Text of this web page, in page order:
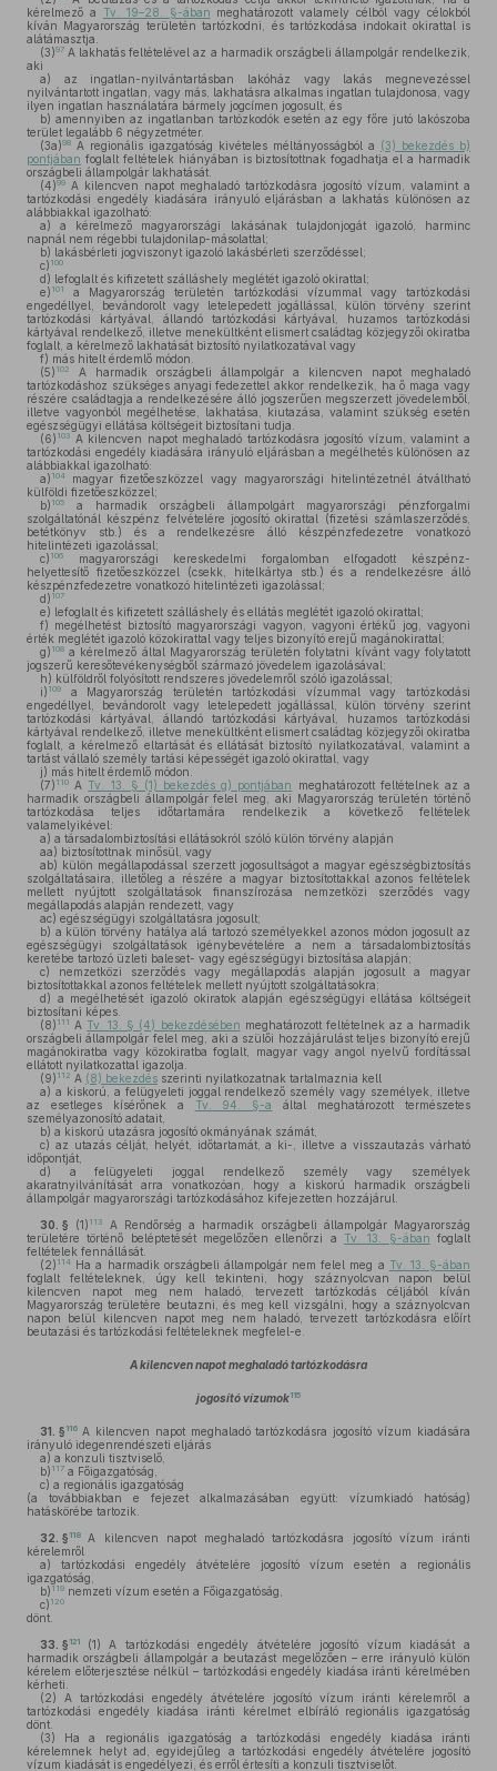
kérelmező a
Tv. 19–28. §-ában meghatározott valamely célból vagy célokból
kíván Magyarország területén tartózkodni, és tartózkodása indokait okirattal is
alátámasztja.
(3)97 A lakhatás feltételével az a harmadik országbeli állampolgár rendelkezik,
aki
a) az ingatlan-nyilvántartásban lakóház vagy lakás megnevezéssel
nyilvántartott ingatlan, vagy más, lakhatásra alkalmas ingatlan tulajdonosa, vagy
ilyen ingatlan használatára bármely jogcímen jogosult, és
b) amennyiben az ingatlanban tartózkodók esetén az egy főre jutó lakószoba
terület legalább 6 négyzetméter.
(3a)98 A regionális igazgatóság kivételes méltányosságból a (3) bekezdés b)
pontjában foglalt feltételek hiányában is biztosítottnak fogadhatja el a harmadik
országbeli állampolgár lakhatását.
(4)99 A kilencven napot meghaladó tartózkodásra jogosító vízum, valamint a
tartózkodási engedély kiadására irányuló eljárásban a lakhatás különösen az
alábbiakkal igazolható:
a) a kérelmező magyarországi lakásának tulajdonjogát igazoló, harminc
napnál nem régebbi tulajdonilap-másolattal;
b) lakásbérleti jogviszonyt igazoló lakásbérleti szerződéssel;
c) 100
d) lefoglalt és kifizetett szálláshely meglétét igazoló okirattal;
e) 101
a Magyarország területén tartózkodási vízummal vagy tartózkodási
engedéllyel, bevándorolt vagy letelepedett jogállással, külön törvény szerint
tartózkodási kártyával, állandó tartózkodási kártyával, huzamos tartózkodási
kártyával rendelkező, illetve menekültként elismert családtag közjegyzői okiratba
foglalt, a kérelmező lakhatását biztosító nyilatkozatával vagy
f) más hitelt érdemlő módon.
(5) 102
A harmadik országbeli állampolgár a kilencven napot meghaladó
tartózkodáshoz szükséges anyagi fedezettel akkor rendelkezik, ha ő maga vagy
részére családtagja a rendelkezésére álló jogszerűen megszerzett jövedelemből,
illetve vagyonból megélhetése, lakhatása, kiutazása, valamint szükség esetén
egészségügyi ellátása költségeit biztosítani tudja.
(6) 103 A kilencven napot meghaladó tartózkodásra jogosító vízum, valamint a
tartózkodási engedély kiadására irányuló eljárásban a megélhetés különösen az
alábbiakkal igazolható:
a) 104
magyar fizetőeszközzel vagy magyarországi hitelintézetnél átváltható
külföldi fizetőeszközzel;
b) 105
a harmadik országbeli állampolgárt magyarországi pénzforgalmi
szolgáltatónál készpénz felvételére jogosító okirattal (fizetési számlaszerződés,
betétkönyv stb.) és a rendelkezésre álló készpénzfedezetre vonatkozó
hitelintézeti igazolással;
c) 106
magyarországi kereskedelmi forgalomban elfogadott készpénz-
helyettesítő fizetőeszközzel (csekk, hitelkártya stb.) és a rendelkezésre álló
készpénzfedezetre vonatkozó hitelintézeti igazolással;
d) 107
e) lefoglalt és kifizetett szálláshely és ellátás meglétét igazoló okirattal;
f) megélhetést biztosító magyarországi vagyon, vagyoni értékű jog, vagyoni
érték meglétét igazoló közokirattal vagy teljes bizonyító erejű magánokirattal;
g) 108 a kérelmező által Magyarország területén folytatni kívánt vagy folytatott
jogszerű keresőtevékenységből származó jövedelem igazolásával;
h) külföldről folyósított rendszeres jövedelemről szóló igazolással;
i) 109
a Magyarország területén tartózkodási vízummal vagy tartózkodási
engedéllyel, bevándorolt vagy letelepedett jogállással, külön törvény szerint
tartózkodási kártyával, állandó tartózkodási kártyával, huzamos tartózkodási
kártyával rendelkező, illetve menekültként elismert családtag közjegyzői okiratba
foglalt, a kérelmező eltartását és ellátását biztosító nyilatkozatával, valamint a
tartást vállaló személy tartási képességét igazoló okirattal, vagy
j) más hitelt érdemlő módon.
(7) 110 A Tv. 13. § (1) bekezdés g) pontjában
meghatározott feltételnek az a
harmadik országbeli állampolgár felel meg, aki Magyarország területén történő
tartózkodása teljes időtartamára rendelkezik a következő feltételek
valamelyikével:
a) a társadalombiztosítási ellátásokról szóló külön törvény alapján
aa) biztosítottnak minősül, vagy
ab) külön megállapodással szerzett jogosultságot a magyar egészségbiztosítás
szolgáltatásaira, illetőleg a részére a magyar biztosítottakkal azonos feltételek
mellett nyújtott szolgáltatások finanszírozása nemzetközi szerződés vagy
megállapodás alapján rendezett, vagy
ac) egészségügyi szolgáltatásra jogosult;
b) a külön törvény hatálya alá tartozó személyekkel azonos módon jogosult az
egészségügyi szolgáltatások igénybevételére a nem a társadalombiztosítás
keretébe tartozó üzleti baleset- vagy egészségügyi biztosítása alapján;
c) nemzetközi szerződés vagy megállapodás alapján jogosult a magyar
biztosítottakkal azonos feltételek mellett nyújtott szolgáltatásokra;
d) a megélhetését igazoló okiratok alapján egészségügyi ellátása költségeit
biztosítani képes.
(8) 111 A Tv. 13. § (4) bekezdésében meghatározott feltételnek az a harmadik
országbeli állampolgár felel meg, aki a szülői hozzájárulást teljes bizonyító erejű
magánokiratba vagy közokiratba foglalt, magyar vagy angol nyelvű fordítással
ellátott nyilatkozattal igazolja.
(9) 112 A (8) bekezdés szerinti nyilatkozatnak tartalmaznia kell
a) a kiskorú, a felügyeleti joggal rendelkező személy vagy személyek, illetve
az esetleges kísérőnek a
Tv. 94. §-a
által meghatározott természetes
személyazonosító adatait,
b) a kiskorú utazásra jogosító okmányának számát,
c) az utazás célját, helyét, időtartamát, a ki-, illetve a visszautazás várható
időpontját,
d) a felügyeleti joggal rendelkező személy vagy személyek
akaratnyilvánítását arra vonatkozóan, hogy a kiskorú harmadik országbeli
állampolgár magyarországi tartózkodásához kifejezetten hozzájárul.
30. § (1) 113
A Rendőrség a harmadik országbeli állampolgár Magyarország
területére történő beléptetését megelőzően ellenőrzi a Tv. 13. §-ában foglalt
feltételek fennállását.
(2) 114 Ha a harmadik országbeli állampolgár nem felel meg a Tv. 13. §-ában
foglalt feltételeknek, úgy kell tekinteni, hogy száznyolcvan napon belül
kilencven napot meg nem haladó, tervezett tartózkodás céljából kíván
Magyarország területére beutazni, és meg kell vizsgálni, hogy a száznyolcvan
napon belül kilencven napot meg nem haladó, tervezett tartózkodásra előírt
beutazási és tartózkodási feltételeknek megfelel-e.
A kilencven napot meghaladó tartózkodásra
jogosító vízumok115
31. § 116 A kilencven napot meghaladó tartózkodásra jogosító vízum kiadására
irányuló idegenrendészeti eljárás
a) a konzuli tisztviselő,
b) 117 a Főigazgatóság,
c) a regionális igazgatóság
(a továbbiakban e fejezet alkalmazásában együtt: vízumkiadó hatóság)
hatáskörébe tartozik.
32. § 118
A kilencven napot meghaladó tartózkodásra jogosító vízum iránti
kérelemről
a) tartózkodási engedély átvételére jogosító vízum esetén a regionális
igazgatóság,
b) 119 nemzeti vízum esetén a Főigazgatóság,
c) 120
dönt.
33. § 121 (1) A tartózkodási engedély átvételére jogosító vízum kiadását a
harmadik országbeli állampolgár a beutazást megelőzően – erre irányuló külön
kérelem előterjesztése nélkül – tartózkodási engedély kiadása iránti kérelmében
kérheti.
(2) A tartózkodási engedély átvételére jogosító vízum iránti kérelemről a
tartózkodási engedély kiadása iránti kérelmet elbíráló regionális igazgatóság
dönt.
(3) Ha a regionális igazgatóság a tartózkodási engedély kiadása iránti
kérelemnek helyt ad, egyidejűleg a tartózkodási engedély átvételére jogosító
vízum kiadását is engedélyezi, és erről értesíti a konzuli tisztviselőt.